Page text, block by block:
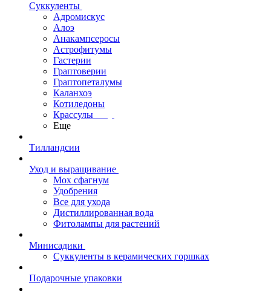
Суккуленты
Адромискус
Алоэ
Анакампсеросы
Астрофитумы
Гастерии
Граптоверии
Граптопеталумы
Каланхоэ
Котиледоны
Крассулы
Еще
Тилландсии
Уход и выращивание
Мох сфагнум
Удобрения
Все для ухода
Дистиллированная вода
Фитолампы для растений
Минисадики
Суккуленты в керамических горшках
Подарочные упаковки